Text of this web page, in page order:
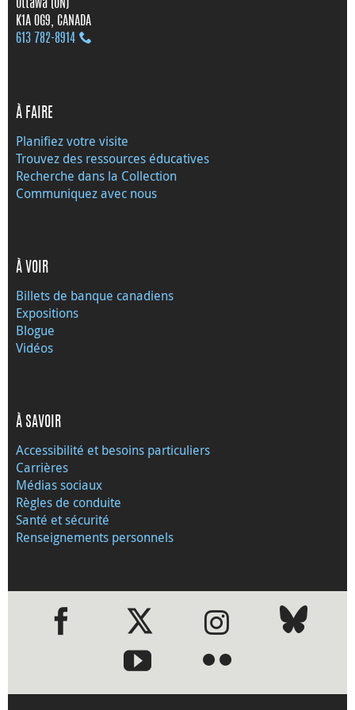
Ottawa (ON)
K1A 0G9, CANADA
613 782‑8914
À FAIRE
Planifiez votre visite
Trouvez des ressources éducatives
Recherche dans la Collection
Communiquez avec nous
À VOIR
Billets de banque canadiens
Expositions
Blogue
Vidéos
À SAVOIR
Accessibilité et besoins particuliers
Carrières
Médias sociaux
Règles de conduite
Santé et sécurité
Renseignements personnels
●●